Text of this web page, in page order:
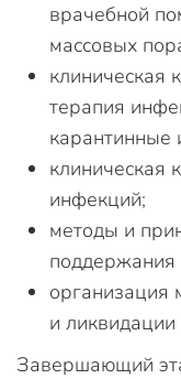
врачебной
массовых
клиническая
терапия
карантинные
клиническая
инфекций;
методы и
поддержания
организация
и
Завершающий